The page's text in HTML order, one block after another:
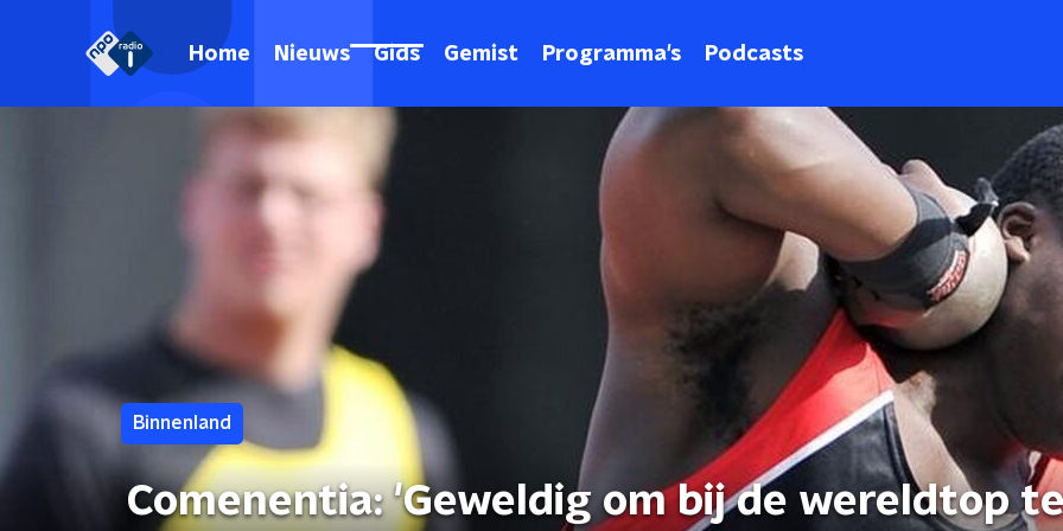
Home Nieuws Gids Gemist Programma's Podcasts
Binnenland
Comenentia: 'Geweldig om bij de wereldtop